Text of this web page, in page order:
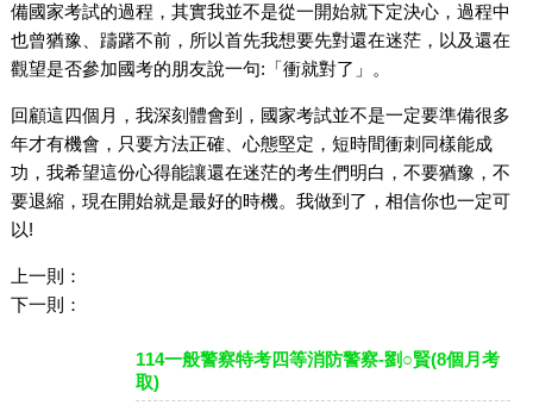
備國家考試的過程，其實我並不是從一開始就下定決心，過程中
也曾猶豫、躊躇不前，所以首先我想要先對還在迷茫，以及還在
觀望是否參加國考的朋友說一句:「衝就對了」。
回顧這四個月，我深刻體會到，國家考試並不是一定要準備很多
年才有機會，只要方法正確、心態堅定，短時間衝刺同樣能成
功，我希望這份心得能讓還在迷茫的考生們明白，不要猶豫，不
要退縮，現在開始就是最好的時機。我做到了，相信你也一定可
以!
上一則：
下一則：
114一般警察特考四等消防警察-劉○賢(8個月考
取)